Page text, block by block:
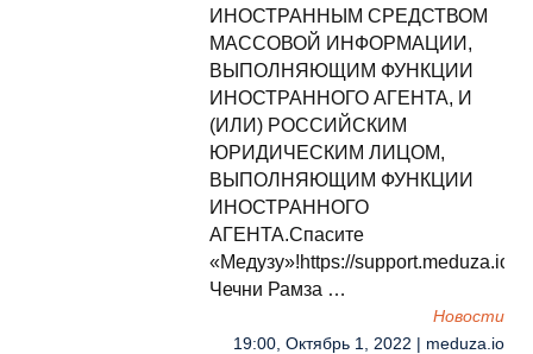
ИНОСТРАННЫМ СРЕДСТВОМ
МАССОВОЙ ИНФОРМАЦИИ,
ВЫПОЛНЯЮЩИМ ФУНКЦИИ
ИНОСТРАННОГО АГЕНТА, И
(ИЛИ) РОССИЙСКИМ
ЮРИДИЧЕСКИМ ЛИЦОМ,
ВЫПОЛНЯЮЩИМ ФУНКЦИИ
ИНОСТРАННОГО
АГЕНТА.Спасите
«Медузу»!https://
Чечни Рамза …
Новости
19:00, Октябрь 1, 2022 | meduza.io